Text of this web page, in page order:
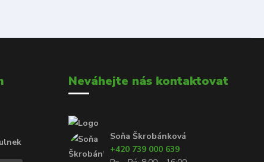
Neváhejte nás kontaktovat
Soňa Škrobánková
+420 739 000 639